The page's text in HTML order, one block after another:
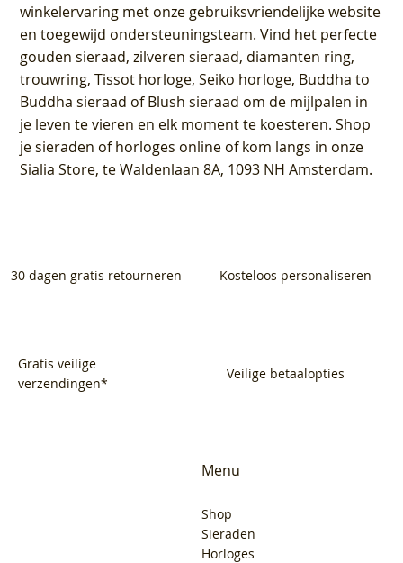
winkelervaring met onze gebruiksvriendelijke website
en toegewijd ondersteuningsteam. Vind het perfecte
gouden sieraad, zilveren sieraad, diamanten ring,
trouwring, Tissot horloge, Seiko horloge, Buddha to
Buddha sieraad of Blush sieraad om de mijlpalen in
je leven te vieren en elk moment te koesteren. Shop
je sieraden of horloges online of kom langs in onze
Sialia Store, te Waldenlaan 8A, 1093 NH Amsterdam.
30 dagen gratis retourneren Kosteloos personaliseren
Gratis veilige
verzendingen*
Veilige betaalopties
Menu
Shop
Sieraden
Horloges